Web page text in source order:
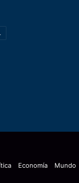
Economía Mundo